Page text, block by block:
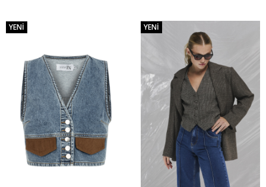
YENI YENI